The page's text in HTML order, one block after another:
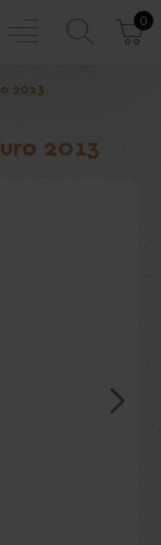
0
2013
2013